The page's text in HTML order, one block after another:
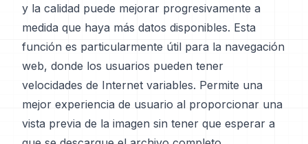
y la calidad puede mejorar progresivamente a
medida que haya más datos disponibles. Esta
función es particularmente útil para la navegación
web, donde los usuarios pueden tener
velocidades de Internet variables. Permite una
mejor experiencia de usuario al proporcionar una
vista previa de la imagen sin tener que esperar a